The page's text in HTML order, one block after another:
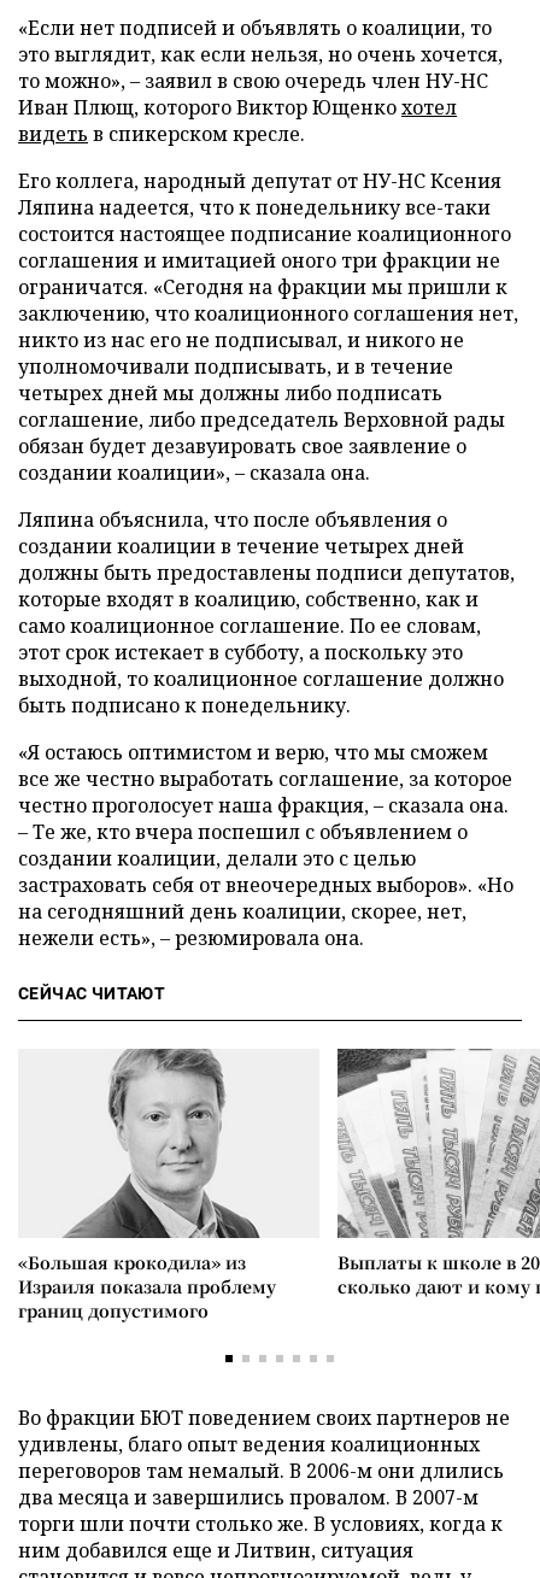
«Если нет подписей и объявлять о коалиции, то
это выглядит, как если нельзя, но очень хочется,
то можно», – заявил в свою очередь член НУ-НС
Иван Плющ, которого Виктор Ющенкохотел
видеть в спикерском кресле.
Его коллега, народный депутат от НУ-НС Ксения
Ляпина надеется, что к понедельнику все-таки
состоится настоящее подписание коалиционного
соглашения и имитацией оного три фракции не
ограничатся. «Сегодня на фракции мы пришли к
заключению, что коалиционного соглашения нет,
никто из нас его не подписывал, и никого не
уполномочивали подписывать, и в течение
четырех дней мы должны либо подписать
соглашение, либо председатель Верховной рады
обязан будет дезавуировать свое заявление о
создании коалиции», – сказала она.
Ляпина объяснила, что после объявления о
создании коалиции в течение четырех дней
должны быть предоставлены подписи депутатов,
которые входят в коалицию, собственно, как и
само коалиционное соглашение. По ее словам,
этот срок истекает в субботу, а поскольку это
выходной, то коалиционное соглашение должно
быть подписано к понедельнику.
«Я остаюсь оптимистом и верю, что мы сможем
все же честно выработать соглашение, за которое
честно проголосует наша фракция, – сказала она.
– Те же, кто вчера поспешил с объявлением о
создании коалиции, делали это с целью
застраховать себя от внеочередных выборов». «Но
на сегодняшний день коалиции, скорее, нет,
нежели есть», – резюмировала она.
СЕЙЧАС ЧИТАЮТ
«Большая крокодила» из
Израиля показала проблему
границ допустимого
Выплаты к школе в
сколько дают и
Во фракции БЮТ поведением своих партнеров не
удивлены, благо опыт ведения коалиционных
переговоров там немалый. В 2006-м они длились
два месяца и завершились провалом. В 2007-м
торги шли почти столько же. В условиях, когда к
ним добавился еще и Литвин, ситуация